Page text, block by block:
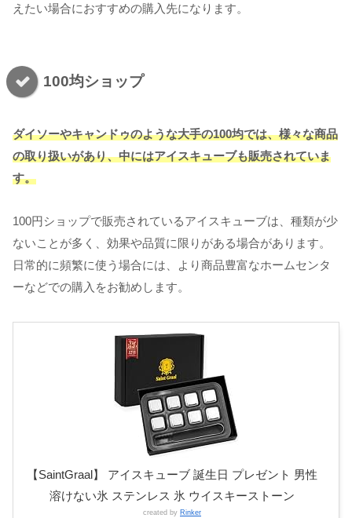
えたい場合におすすめの購入先になります。
100均ショップ
ダイソーやキャンドゥのような大手の100均では、様々な商品
の取り扱いがあり、中にはアイスキューブも販売されていま
す。
100円ショップで販売されているアイスキューブは、種類が少
ないことが多く、効果や品質に限りがある場合があります。
日常的に頻繁に使う場合には、より商品豊富なホームセンタ
ーなどでの購入をお勧めします。
【SaintGraal】 アイスキューブ 誕生日 プレゼント 男性
溶けない氷 ステンレス 氷 ウイスキーストーン
created by Rinker